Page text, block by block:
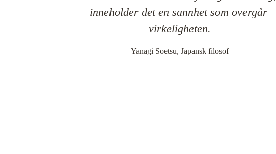
inneholder det en sannhet som overgår
virkeligheten.
– Yanagi Soetsu, Japansk filosof –